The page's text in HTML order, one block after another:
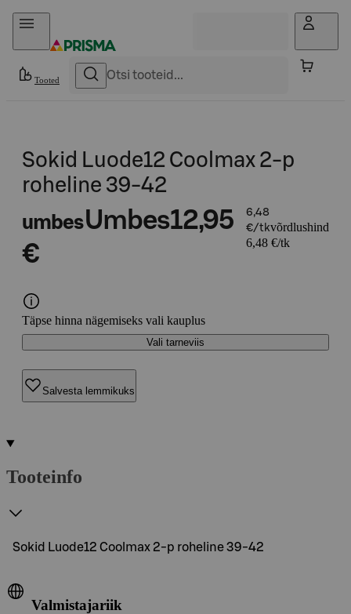
Otse sisu juurde
Tooted
Sokid Luode12 Coolmax 2-p
roheline 39-42
umbesUmbes12,95
€
6,48
€/tkvõrdlushind
6,48 €/tk
Täpse hinna nägemiseks vali kauplus
Vali tarneviis
Salvesta lemmikuks
Tooteinfo
Sokid Luode12 Coolmax 2-p roheline 39-42
Valmistajariik